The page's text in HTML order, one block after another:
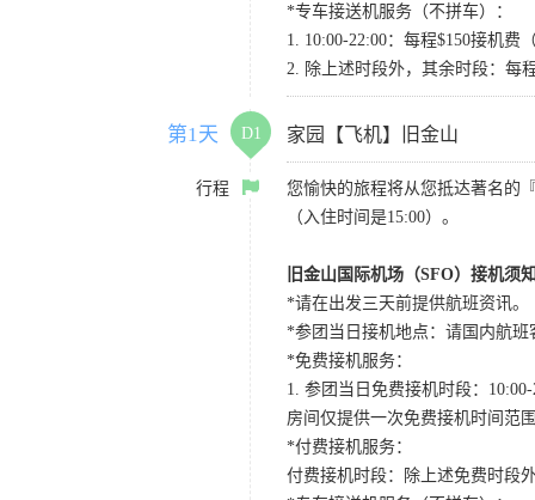
*专车接送机服务（不拼车）：
1. 10:00-22:00：每程$150接机
2. 除上述时段外，其余时段：每
第1天 D1 家园【飞机】旧金山
行程
您愉快的旅程将从您抵达著名的
（入住时间是15:00）。
旧金山国际机场（SFO）接机须
*请在出发三天前提供航班资讯。
*参团当日接机地点：请国内航班
*免费接机服务：
1. 参团当日免费接机时段：
房间仅提供一次免费接机时间范
*付费接机服务：
付费接机时段：除上述免费时段